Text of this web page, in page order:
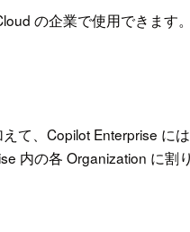
の企業で使用できま
て、Copilot Enterprise
内の各 Organization に割